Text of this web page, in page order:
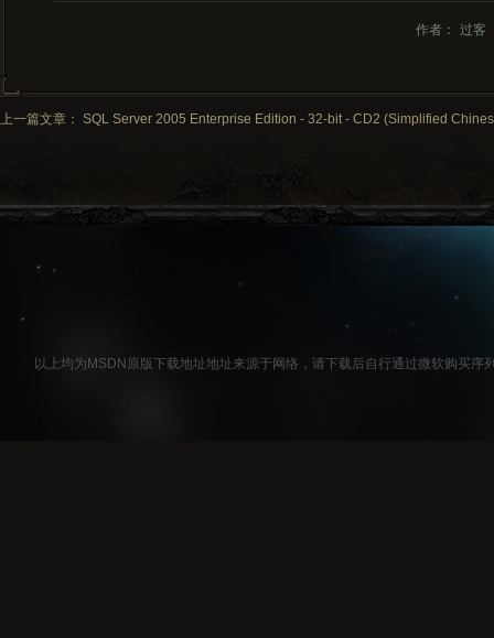
作者： 过客
上一篇文章： SQL Server 2005 Enterprise Edition - 32-bit - CD2 (Simplified
以上均为MSDN原版下载地址地址来源于网络，请下载后自行通过微软购买